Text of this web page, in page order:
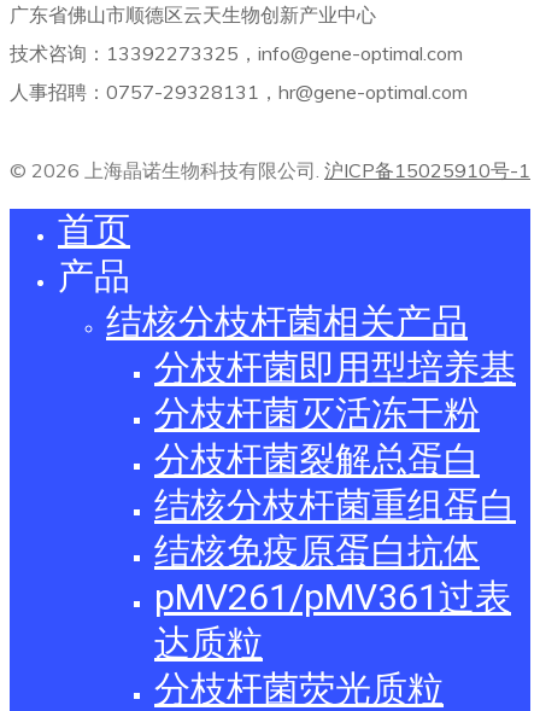
广东省佛山市顺德区云天生物创新产业中心
技术咨询：13392273325，info@gene-optimal.com
人事招聘：0757-29328131，hr@gene-optimal.com
© 2026 上海晶诺生物科技有限公司. 沪ICP备15025910号-1
首页
产品
结核分枝杆菌相关产品
分枝杆菌即用型培养基
分枝杆菌灭活冻干粉
分枝杆菌裂解总蛋白
结核分枝杆菌重组蛋白
结核免疫原蛋白抗体
pMV261/pMV361过表
达质粒
分枝杆菌荧光质粒